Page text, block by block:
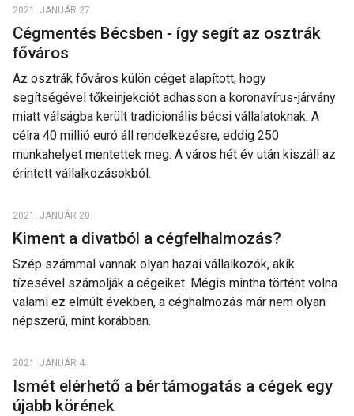
2021. JANUÁR 27.
Cégmentés Bécsben - így segít az osztrák
főváros
Az osztrák főváros külön céget alapított, hogy
segítségével tőkeinjekciót adhasson a koronavírus-járvány
miatt válságba került tradicionális bécsi vállalatoknak. A
célra 40 millió euró áll rendelkezésre, eddig 250
munkahelyet mentettek meg. A város hét év után kiszáll az
érintett vállalkozásokból.
2021. JANUÁR 20.
Kiment a divatból a cégfelhalmozás?
Szép számmal vannak olyan hazai vállalkozók, akik
tízesével számolják a cégeiket. Mégis mintha történt volna
valami ez elmúlt években, a céghalmozás már nem olyan
népszerű, mint korábban.
2021. JANUÁR 4.
Ismét elérhető a bértámogatás a cégek egy
újabb körének